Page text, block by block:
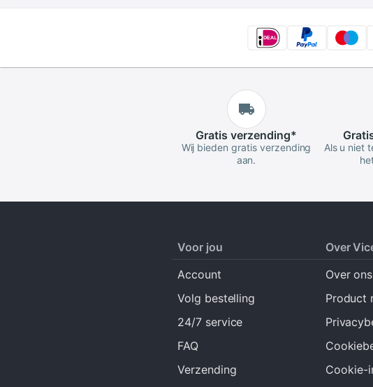
Gratis verzending*
Wij bieden gratis verzending
aan.
Als u niet
Voor jou
Account
Volg bestelling
24/7 service
FAQ
Verzending
Over
Over ons
Product
Cookie-